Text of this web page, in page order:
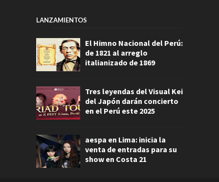
LANZAMIENTOS
El Himno Nacional del Perú:
de 1821 al arreglo
italianizado de 1869
Tres leyendas del Visual Kei
del Japón darán concierto
en el Perú este 2025
aespa en Lima: inicia la
venta de entradas para su
show en Costa 21